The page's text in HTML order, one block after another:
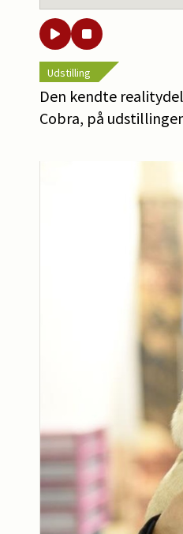
Udstilling
Den kendte
Cobra, på